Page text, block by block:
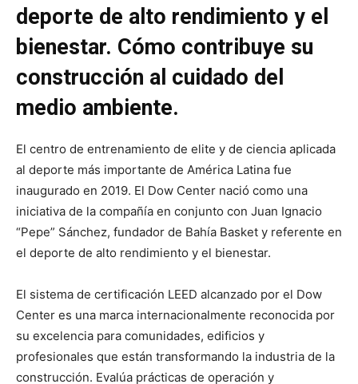
deporte de alto rendimiento y el
bienestar. Cómo contribuye su
construcción al cuidado del
medio ambiente.
El centro de entrenamiento de elite y de ciencia aplicada
al deporte más importante de América Latina fue
inaugurado en 2019. El Dow Center nació como una
iniciativa de la compañía en conjunto con Juan Ignacio
“Pepe” Sánchez, fundador de Bahía Basket y referente en
el deporte de alto rendimiento y el bienestar.
El sistema de certificación LEED alcanzado por el Dow
Center es una marca internacionalmente reconocida por
su excelencia para comunidades, edificios y
profesionales que están transformando la industria de la
construcción. Evalúa prácticas de operación y